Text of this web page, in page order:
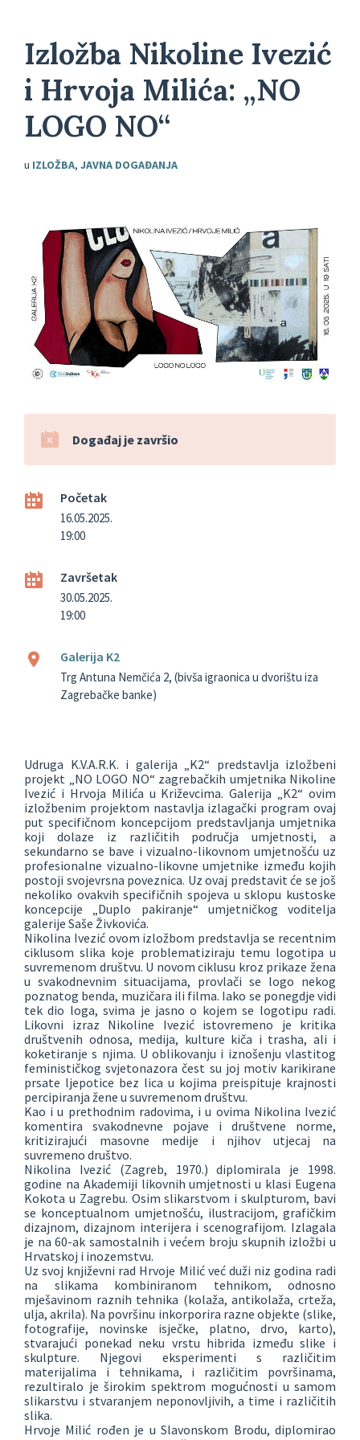
Izložba Nikoline Ivezić
i Hrvoja Milića: „NO
LOGO NO“
u IZLOŽBA, JAVNA DOGAĐANJA
Događaj je završio
Početak
16.05.2025.
19:00
Završetak
30.05.2025.
19:00
Galerija K2
Trg Antuna Nemčića 2, (bivša igraonica u dvorištu iza
Zagrebačke banke)
Udruga K.V.A.R.K. i galerija „K2“ predstavlja izložbeni
projekt „NO LOGO NO“ zagrebačkih umjetnika Nikoline
Ivezić i Hrvoja Milića u Križevcima. Galerija „K2“ ovim
izložbenim projektom nastavlja izlagački program ovaj
put specifičnom koncepcijom predstavljanja umjetnika
koji dolaze iz različitih područja umjetnosti, a
sekundarno se bave i vizualno-likovnom umjetnošću uz
profesionalne vizualno-likovne umjetnike između kojih
postoji svojevrsna poveznica. Uz ovaj predstavit će se još
nekoliko ovakvih specifičnih spojeva u sklopu kustoske
koncepcije „Duplo pakiranje“ umjetničkog voditelja
galerije Saše Živkovića.
Nikolina Ivezić ovom izložbom predstavlja se recentnim
ciklusom slika koje problematiziraju temu logotipa u
suvremenom društvu. U novom ciklusu kroz prikaze žena
u svakodnevnim situacijama, provlači se logo nekog
poznatog benda, muzičara ili filma. Iako se ponegdje vidi
tek dio loga, svima je jasno o kojem se logotipu radi.
Likovni izraz Nikoline Ivezić istovremeno je kritika
društvenih odnosa, medija, kulture kiča i trasha, ali i
koketiranje s njima. U oblikovanju i iznošenju vlastitog
feminističkog svjetonazora čest su joj motiv karikirane
prsate ljepotice bez lica u kojima preispituje krajnosti
percipiranja žene u suvremenom društvu.
Kao i u prethodnim radovima, i u ovima Nikolina Ivezić
komentira svakodnevne pojave i društvene norme,
kritizirajući masovne medije i njihov utjecaj na
suvremeno društvo.
Nikolina Ivezić (Zagreb, 1970.) diplomirala je 1998.
godine na Akademiji likovnih umjetnosti u klasi Eugena
Kokota u Zagrebu. Osim slikarstvom i skulpturom, bavi
se konceptualnom umjetnošću, ilustracijom, grafičkim
dizajnom, dizajnom interijera i scenografijom. Izlagala
je na 60-ak samostalnih i većem broju skupnih izložbi u
Hrvatskoj i inozemstvu.
Uz svoj književni rad Hrvoje Milić već duži niz godina radi
na slikama kombiniranom tehnikom, odnosno
mješavinom raznih tehnika (kolaža, antikolaža, crteža,
ulja, akrila). Na površinu inkorporira razne objekte (slike,
fotografije, novinske isječke, platno, drvo, karto),
stvarajući ponekad neku vrstu hibrida između slike i
skulpture. Njegovi eksperimenti s različitim
materijalima i tehnikama, i različitim površinama,
rezultiralo je širokim spektrom mogućnosti u samom
slikarstvu i stvaranjem neponovljivih, a time i različitih
slika.
Hrvoje Milić rođen je u Slavonskom Brodu, diplomirao